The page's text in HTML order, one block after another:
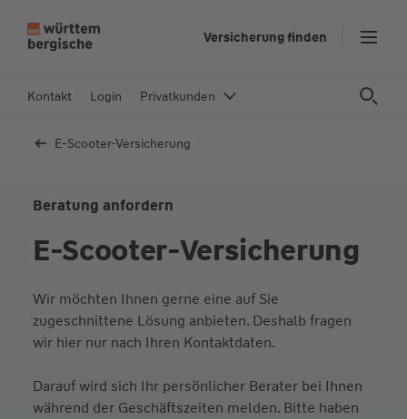
In
Versicherung finden
Kontakt Login Privatkunden
E-Scooter-Versicherung
Beratung anfordern
E-Scooter-Versicherung
Wir möchten Ihnen gerne eine auf Sie
zugeschnittene Lösung anbieten. Deshalb fragen
wir hier nur nach Ihren Kontaktdaten.
Darauf wird sich Ihr persönlicher Berater bei Ihnen
während der Geschäftszeiten melden. Bitte haben